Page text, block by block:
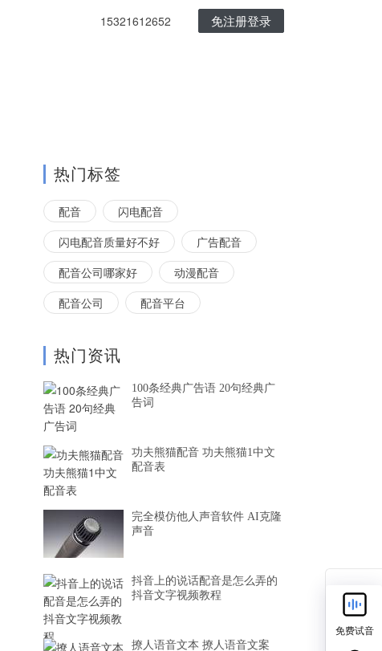
15321612652 免注册登录
热门标签
配音
闪电配音
闪电配音质量好不好
广告配音
配音公司哪家好
动漫配音
配音公司
配音平台
热门资讯
100条经典广告语 20句经典广
告词
功夫熊猫配音 功夫熊猫1中文
配音表
完全模仿他人声音软件 AI克隆
声音
抖音上的说话配音是怎么弄的
抖音文字视频教程
撩人语音文本 撩人语音文案
免费试音